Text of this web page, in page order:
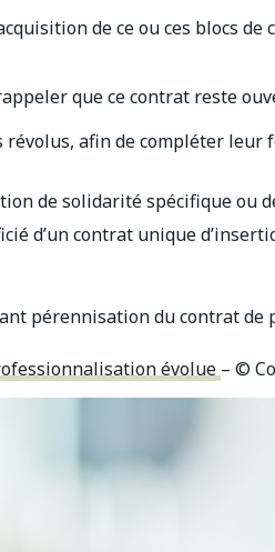
de ce ou ces blocs
que ce contrat reste
révolus, afin de compléter
de solidarité spécifique ou
d’un contrat unique
pérennisation du contrat
évolue– ©